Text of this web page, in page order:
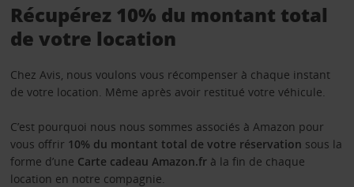
Récupérez 10% du montant total
de votre location
Chez Avis, nous voulons vous récompenser à chaque instant
de votre location. Même après avoir restitué votre véhicule.
C’est pourquoi nous nous sommes associés à Amazon pour
vous offrir 10% du montant total de votre réservation sous la
forme d’une Carte cadeau Amazon.fr à la fin de chaque
location en notre compagnie.